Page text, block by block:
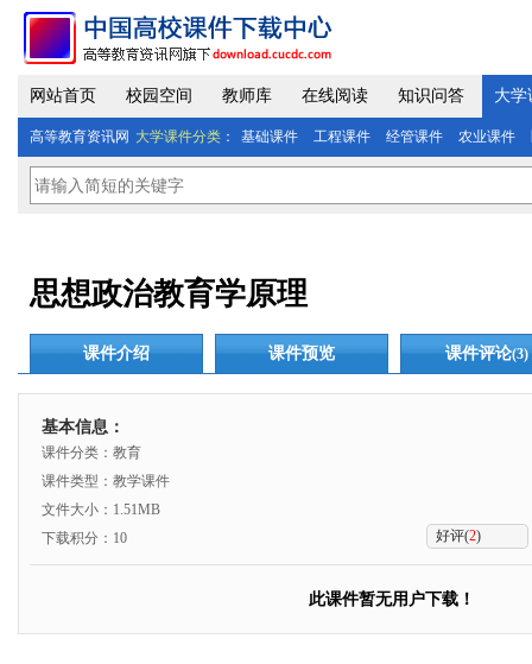
网站首页 校园空间 教师库 在线阅读 知识问答 大学
高等教育资讯网 大学课件分类 ： 基础课件 工程课件 经管课件 农业课件
思想政治教育学原理
课件介绍 课件预览 课件评论(3)
基本信息：
课件分类：教育
课件类型：教学课件
文件大小：1.51MB
好评(2)
下载积分：10
此课件暂无用户下载！